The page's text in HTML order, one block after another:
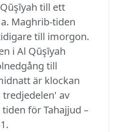
till ett
Maghrib-tiden
till imorgon.
i Al Qūşīyah
till
är klockan
tredjedelen' av
för Tahajjud –